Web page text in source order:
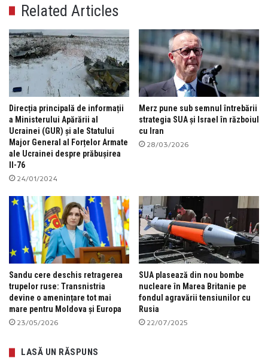
Related Articles
Direcția principală de informații
a Ministerului Apărării al
Ucrainei (GUR) și ale Statului
Major General al Forțelor Armate
ale Ucrainei despre prăbușirea
Il-76
24/01/2024
Merz pune sub semnul întrebării
strategia SUA și Israel în războiul
cu Iran
28/03/2026
Sandu cere deschis retragerea
trupelor ruse: Transnistria
devine o amenințare tot mai
mare pentru Moldova și Europa
23/05/2026
SUA plasează din nou bombe
nucleare în Marea Britanie pe
fondul agravării tensiunilor cu
Rusia
22/07/2025
LASĂ UN RĂSPUNS